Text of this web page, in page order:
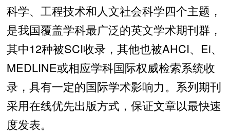
科学、工程技术和人文社会科学四个主题，
是我国覆盖学科最广泛的英文学术期刊群，
其中12种被SCI收录，其他也被AHCI、Ei、
MEDLINE或相应学科国际权威检索系统收
录，具有一定的国际学术影响力。系列期刊
采用在线优先出版方式，保证文章以最快速
度发表。